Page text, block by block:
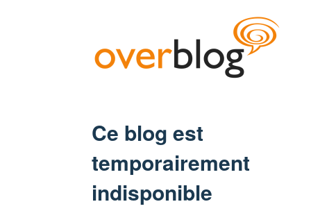
Ce blog est
temporairement
indisponible